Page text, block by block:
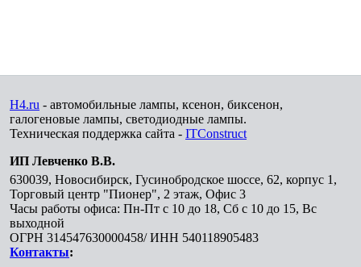
H4.ru - автомобильные лампы, ксенон, биксенон,
галогеновые лампы, светодиодные лампы.
Техническая поддержка сайта - ITConstruct
ИП Левченко В.В.
630039, Новосибирск, Гусинобродское шоссе, 62, корпус 1,
Торговый центр "Пионер", 2 этаж, Офис 3
Часы работы офиса: Пн-Пт с 10 до 18, Сб с 10 до 15, Вс
выходной
ОГРН 314547630000458/ ИНН 540118905483
Контакты: